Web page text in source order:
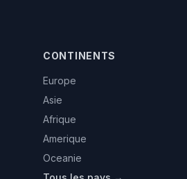
CONTINENTS
Europe
Asie
Afrique
Amerique
Oceanie